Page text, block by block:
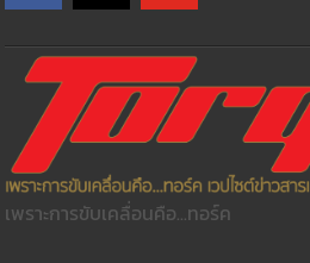
เพราะการขับเคลื่อนคือ...ทอร์ค